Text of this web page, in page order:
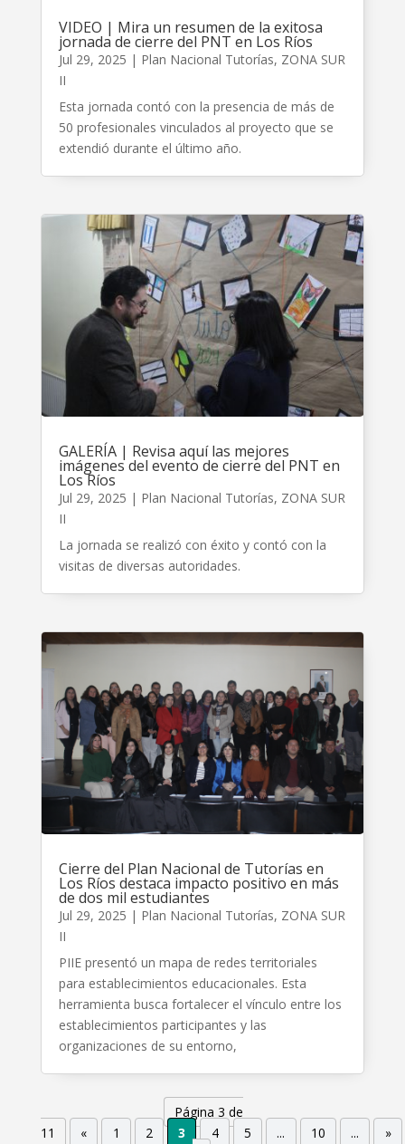
VIDEO | Mira un resumen de la exitosa
jornada de cierre del PNT en Los Ríos
Jul 29, 2025 | Plan Nacional Tutorías, ZONA SUR
II
Esta jornada contó con la presencia de más de
50 profesionales vinculados al proyecto que se
extendió durante el último año.
GALERÍA | Revisa aquí las mejores
imágenes del evento de cierre del PNT en
Los Ríos
Jul 29, 2025 | Plan Nacional Tutorías, ZONA SUR
II
La jornada se realizó con éxito y contó con la
visitas de diversas autoridades.
Cierre del Plan Nacional de Tutorías en
Los Ríos destaca impacto positivo en más
de dos mil estudiantes
Jul 29, 2025 | Plan Nacional Tutorías, ZONA SUR
II
PIIE presentó un mapa de redes territoriales
para establecimientos educacionales. Esta
herramienta busca fortalecer el vínculo entre los
establecimientos participantes y las
organizaciones de su entorno,
Página 3 de
11
« 1 2 3 4 5 ... 10 ... »